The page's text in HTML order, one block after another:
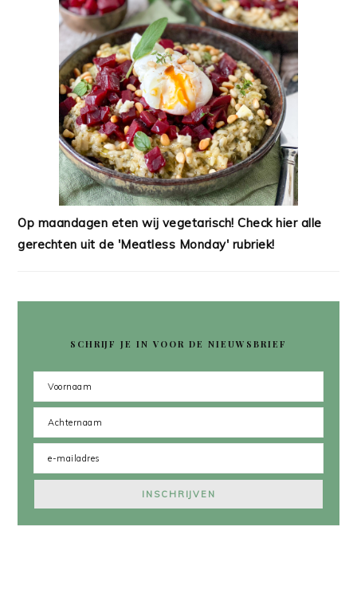
Op maandagen eten wij vegetarisch! Check hier alle
gerechten uit de 'Meatless Monday' rubriek!
SCHRIJF JE IN VOOR DE NIEUWSBRIEF